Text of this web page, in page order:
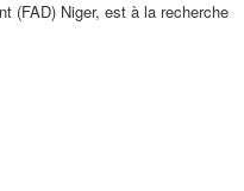
(FAD) Niger, est à la recherche